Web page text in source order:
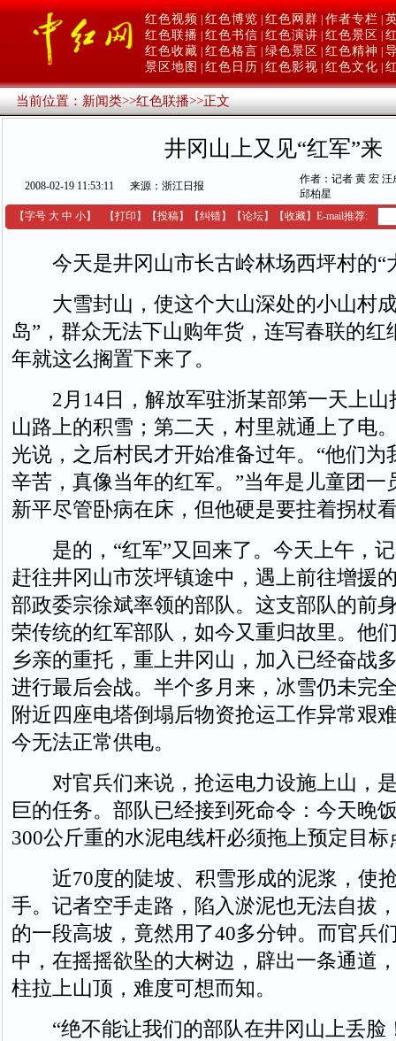
红色视频 红色博览 红色网群 作者专栏
红色联播 红色书信 红色演讲 红色景区
红色收藏 红色格言 绿色景区 红色精神
景区地图
红色日历 红色影视 红色文化
当前位置：新闻类>>红色联播>>正文
井冈山上又见“红军”来
2008-02-19 11:53:11 来源：浙江日报
作者：记者 黄 宏 汪
邱柏星
【字号 大 中 小】 【打印 】 【投稿】 【纠错】 【论坛】 【收藏】 E-mail推荐:
今天是井冈山市长古岭林场西坪村的“
大雪封山，使这个大山深处的小山村成
岛”，群众无法下山购年货，连写春联的红
年就这么搁置下来了。
2月14日，解放军驻浙某部第一天上山
山路上的积雪；第二天，村里就通上了电
光说，之后村民才开始准备过年。“他们为
辛苦，真像当年的红军。”当年是儿童团一
新平尽管卧病在床，但他硬是要拄着拐杖
是的，“红军”又回来了。今天上午，记
赶往井冈山市茨坪镇途中，遇上前往增援
部政委宗徐斌率领的部队。这支部队的前
荣传统的红军部队，如今又重归故里。他
乡亲的重托，重上井冈山，加入已经奋战
进行最后会战。半个多月来，冰雪仍未完
附近四座电塔倒塌后物资抢运工作异常艰
今无法正常供电。
对官兵们来说，抢运电力设施上山，
巨的任务。部队已经接到死命令：今天晚
300公斤重的水泥电线杆必须拖上预定目标
近70度的陡坡、积雪形成的泥浆，使
手。记者空手走路，陷入淤泥也无法自拔
的一段高坡，竟然用了40多分钟。而官兵
中，在摇摇欲坠的大树边，辟出一条通道
柱拉上山顶，难度可想而知。
“绝不能让我们的部队在井冈山上丢脸